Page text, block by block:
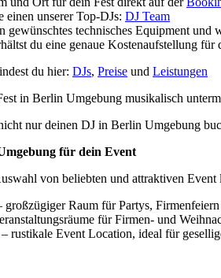
einen unserer Top-DJs: DJ Team
gewünschtes technisches Equipment und
du eine genaue Kostenaufstellung
du hier: DJs, Preise und Leistungen
in Berlin Umgebung musikalisch
nur deinen DJ in Berlin Umgebung
für dein Event
von beliebten und attraktiven
großzügiger Raum für Partys,
für Firmen‑ und
– rustikale Event Location, ideal für